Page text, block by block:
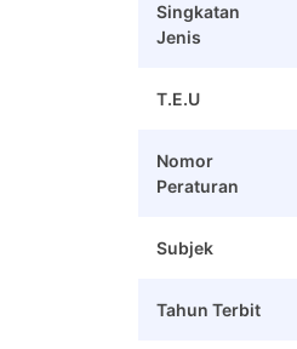
Singkatan
Jenis
T.E.U
Nomor
Peraturan
Subjek
Tahun Terbit